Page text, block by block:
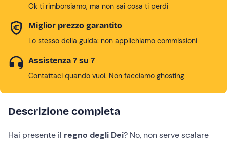
Ok ti rimborsiamo, ma non sai cosa ti perdi
Miglior prezzo garantito
Lo stesso della guida: non applichiamo commissioni
Assistenza 7 su 7
Contattaci quando vuoi. Non facciamo ghosting
Descrizione completa
Hai presente il regno degli Dei? No, non serve scalare